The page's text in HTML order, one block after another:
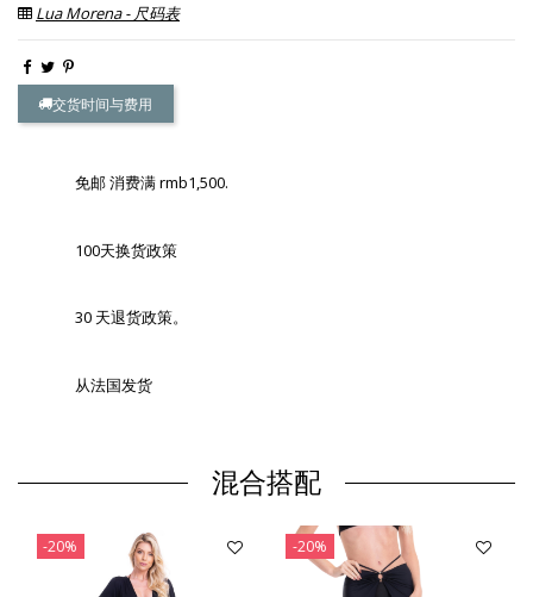
Lua Morena - 尺码表
交货时间与费用
免邮 消费满 rmb1,500.
100天换货政策
30 天退货政策。
从法国发货
混合搭配
-20% -20%